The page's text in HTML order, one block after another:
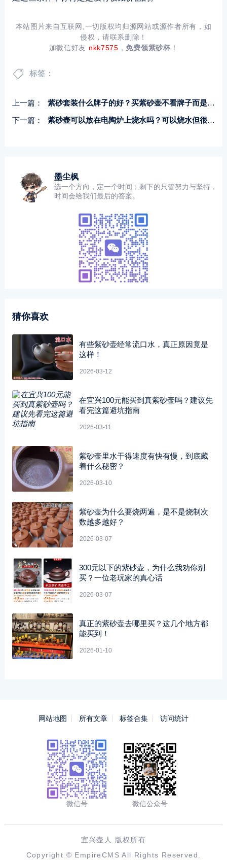
本站图片来自互联网,一切版权均归源网站或源作者所有，如
侵权，请联系删除！
加微信好友 nkk7575 ，免费领紫砂杯！
标签：
上一篇：
紫砂套装什么牌子的好？买紫砂壶不看牌子而是看这些
下一篇：
紫砂壶可以放在电陶炉上烧水吗？可以烧水但很危险
墨尘枫
选一个方向，定一个时间；剩下的只管努力与坚持，
时间会给我们最后的答案。
猜你喜欢
有些紫砂壶经常流口水，真正原因竟是
这样！
2026-03-12
在宜兴100元能买到真紫砂壶吗？建议先
看完这篇避坑指南
2026-03-11
紫砂壶里水干得速度有快有慢，到底藏
着什么秘密？
2026-03-10
紫砂壶为什么要烧两遍，是不是烧制次
数越多越好？
2026-03-07
300元以下的紫砂壶，为什么我劝你别
买？一位老玩家的真心话
2026-03-07
真正的紫砂壶去哪里买？这几个地方都
能买到！
2026-01-10
网站地图 所有文章 标签合集 访问统计
微信号 微信公众号
宜兴壶人 版权所有
Copyright © EmpireCMS All Rights Reserved.